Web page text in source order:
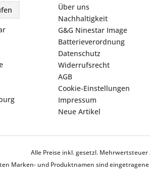
Über uns
Nachhaltigkeit
G&G Ninestar Image
Batterieverordnung
Datenschutz
Widerrufsrecht
AGB
Cookie-Einstellungen
Impressum
Neue Artikel
Alle Preise inkl. gesetzl. Mehrwertsteuer
Marken- und Produktnamen sind